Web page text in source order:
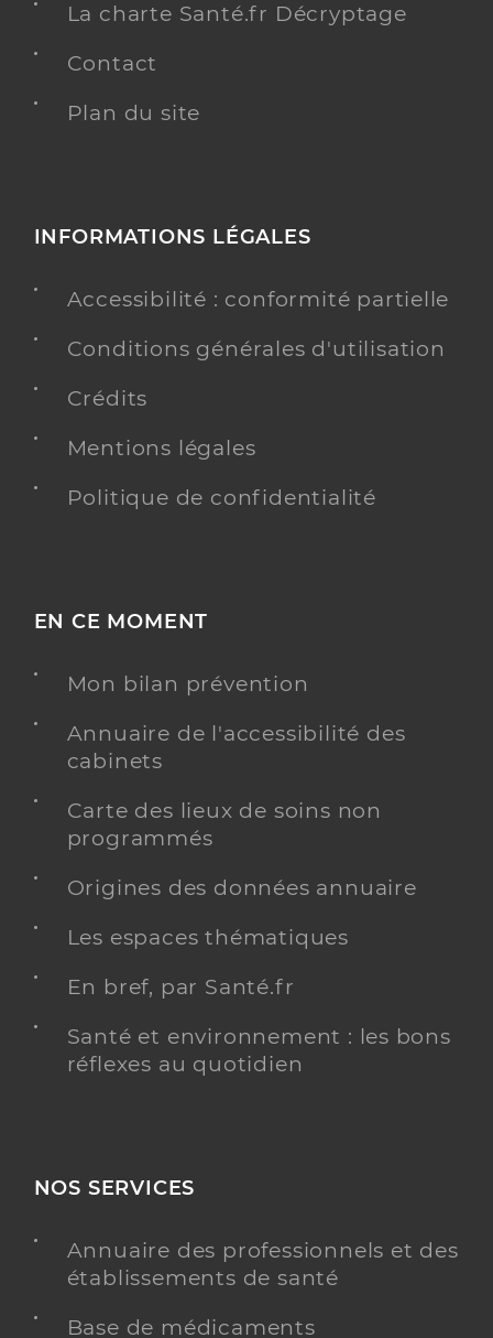
La charte Santé.fr Décryptage
Contact
Plan du site
INFORMATIONS LÉGALES
Accessibilité : conformité partielle
Conditions générales d'utilisation
Crédits
Mentions légales
Politique de confidentialité
EN CE MOMENT
Mon bilan prévention
Annuaire de l'accessibilité des
cabinets
Carte des lieux de soins non
programmés
Origines des données annuaire
Les espaces thématiques
En bref, par Santé.fr
Santé et environnement : les bons
réflexes au quotidien
NOS SERVICES
Annuaire des professionnels et des
établissements de santé
Base de médicaments